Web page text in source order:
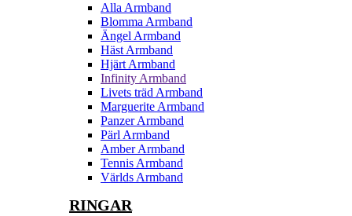
Alla Armband
Blomma Armband
Ängel Armband
Häst Armband
Hjärt Armband
Infinity Armband
Livets träd Armband
Marguerite Armband
Panzer Armband
Pärl Armband
Amber Armband
Tennis Armband
Världs Armband
RINGAR